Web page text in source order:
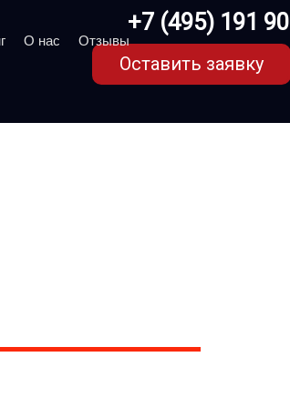
О нас Отзывы
+7 (495) 191
Оставить заявку